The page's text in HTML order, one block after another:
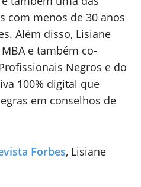
com menos de 30 anos
Além disso, Lisiane
e também co-
Negros e do
100% digital que
em conselhos de
Forbes, Lisiane